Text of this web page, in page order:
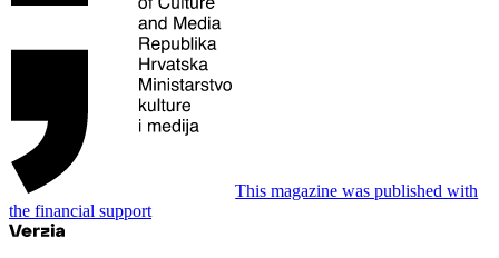
This magazine was published with
the financial support